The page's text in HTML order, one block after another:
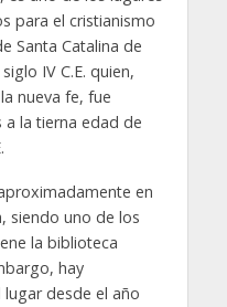
para el cristianismo
Santa Catalina de
IV C.E. quien,
nueva fe, fue
la tierna edad de
en
siendo uno de los
la biblioteca
hay
desde el año